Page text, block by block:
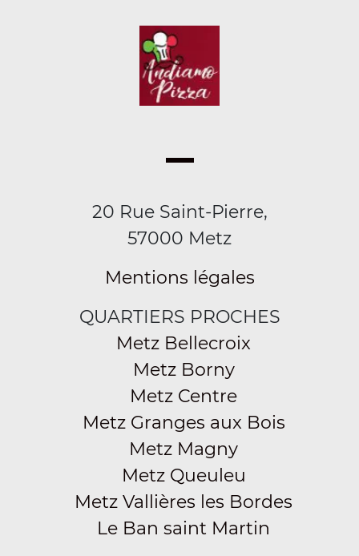
20 Rue Saint-Pierre,
57000 Metz
Mentions légales
QUARTIERS PROCHES
Metz Bellecroix
Metz Borny
Metz Centre
Metz Granges aux Bois
Metz Magny
Metz Queuleu
Metz Vallières les Bordes
Le Ban saint Martin